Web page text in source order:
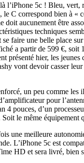
l’iPhone 5c ! Bleu, vert,
le C correspond bien à «
doit aucunement être
techniques
faire une belle place
a partir de 599 €, soit
présenté hier, les
vont devoir casser
un peu comme les
pour
4 pouces, d’un
le même équipement
une meilleure
L’iPhone 5c est
HD et sera livré, bien